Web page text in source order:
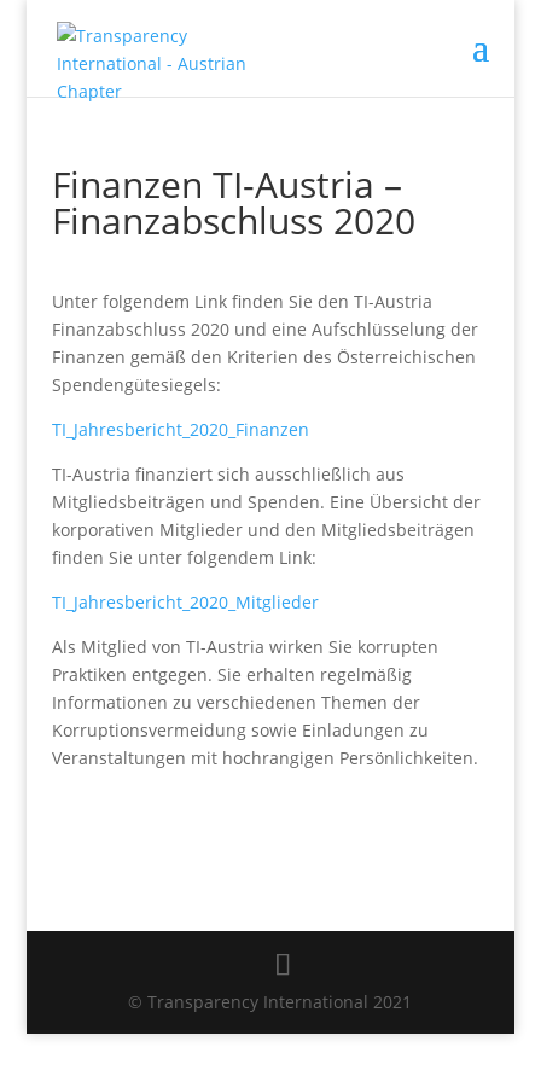
Finanzen TI-Austria –
Finanzabschluss 2020
Unter folgendem Link finden Sie den TI-Austria
Finanzabschluss 2020 und eine Aufschlüsselung der
Finanzen gemäß den Kriterien des Österreichischen
Spendengütesiegels:
TI_Jahresbericht_2020_Finanzen
TI-Austria finanziert sich ausschließlich aus
Mitgliedsbeiträgen und Spenden. Eine Übersicht der
korporativen Mitglieder und den Mitgliedsbeiträgen
finden Sie unter folgendem Link:
TI_Jahresbericht_2020_Mitglieder
Als Mitglied von TI-Austria wirken Sie korrupten
Praktiken entgegen. Sie erhalten regelmäßig
Informationen zu verschiedenen Themen der
Korruptionsvermeidung sowie Einladungen zu
Veranstaltungen mit hochrangigen Persönlichkeiten.
© Transparency International 2021